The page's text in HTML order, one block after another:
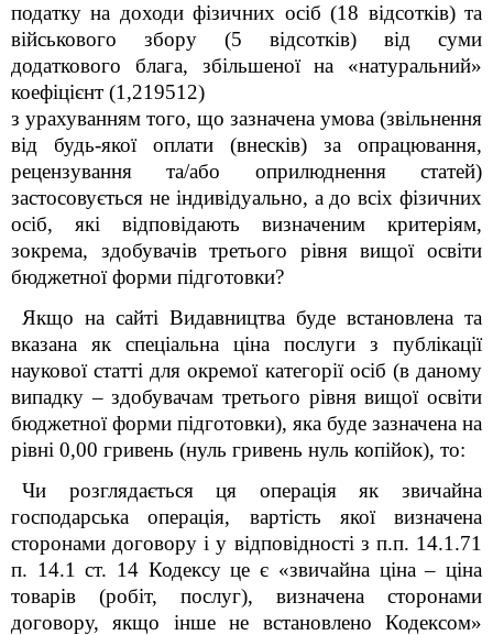
податку на доходи фізичних осіб (18 відсотків) та
військового збору (5 відсотків) від суми
додаткового блага, збільшеної на «натуральний»
коефіцієнт (1,219512)
з урахуванням того, що зазначена умова (звільнення
від будь-якої оплати (внесків) за опрацювання,
рецензування та/або оприлюднення статей)
застосовується не індивідуально, а до всіх фізичних
осіб, які відповідають визначеним критеріям,
зокрема, здобувачів третього рівня вищої освіти
бюджетної форми підготовки?
Якщо на сайті Видавництва буде встановлена та
вказана як спеціальна ціна послуги з публікації
наукової статті для окремої категорії осіб (в даному
випадку – здобувачам третього рівня вищої освіти
бюджетної форми підготовки), яка буде зазначена на
рівні 0,00 гривень (нуль гривень нуль копійок), то:
Чи розглядається ця операція як звичайна
господарська операція, вартість якої визначена
сторонами договору і у відповідності з п.п. 14.1.71
п. 14.1 ст. 14 Кодексу це є «звичайна ціна – ціна
товарів (робіт, послуг), визначена сторонами
договору, якщо інше не встановлено Кодексом»